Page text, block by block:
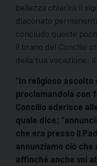
bellezza chiarirà il
diaconato
concludo queste
il brano del Concilio
della tua vocazione:
“In religioso ascolto
proclamandola con
Concilio aderisce
quale dice:
che era presso il
annunziamo ciò
affinché anche voi